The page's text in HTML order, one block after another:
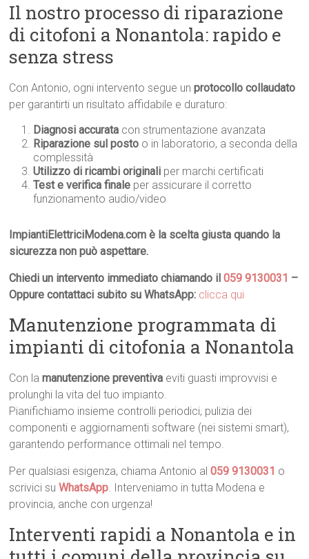
Il nostro processo di riparazione
di citofoni a Nonantola: rapido e
senza stress
Con Antonio, ogni intervento segue unprotocollo collaudato
per garantirti un risultato affidabile e duraturo:
Diagnosi accurata con strumentazione avanzata
Riparazione sul posto o in laboratorio, a seconda della
complessità
Utilizzo di ricambi originali per marchi certificati
Test e verifica finale per assicurare il corretto
funzionamento audio/video
ImpiantiElettriciModena.com è la scelta giusta quando la
sicurezza non può aspettare.
Chiedi un intervento immediato chiamando il059 9130031 –
Oppure contattaci subito su WhatsApp: clicca qui
Manutenzione programmata di
impianti di citofonia a Nonantola
Con lamanutenzione preventiva eviti guasti improvvisi e
prolunghi la vita del tuo impianto.
Pianifichiamo insieme controlli periodici, pulizia dei
componenti e aggiornamenti software (nei sistemi smart),
garantendo performance ottimali nel tempo.
Per qualsiasi esigenza, chiama Antonio al059 9130031 o
scrivici suWhatsApp. Interveniamo in tutta Modena e
provincia, anche con urgenza!
Interventi rapidi a Nonantola e in